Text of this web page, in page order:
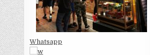
Whatsapp